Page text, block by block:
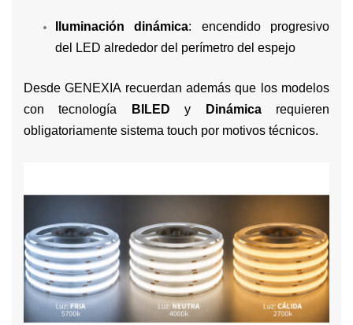
Iluminación dinámica: encendido progresivo
del LED alrededor del perímetro del espejo
Desde GENEXIA recuerdan además que los modelos
con tecnología
BILED y Dinámicarequieren
obligatoriamente sistema touch por motivos técnicos.